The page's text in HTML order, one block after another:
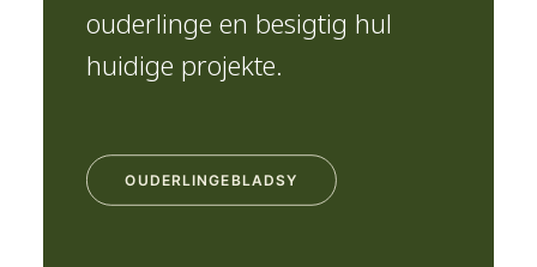
ouderlinge en besigtig hul
huidige projekte.
OUDERLINGEBLADSY